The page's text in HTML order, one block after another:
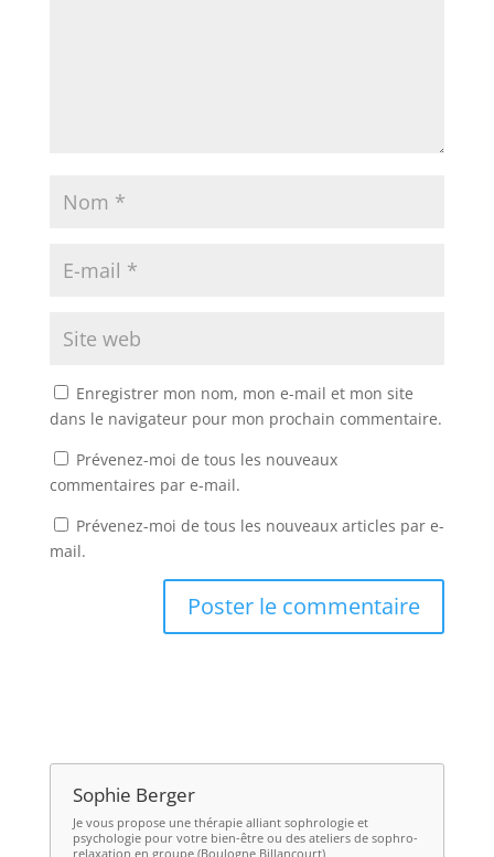
Enregistrer mon nom, mon e-mail et mon site
dans le navigateur pour mon prochain commentaire.
Prévenez-moi de tous les nouveaux
commentaires par e-mail.
Prévenez-moi de tous les nouveaux articles par e-
mail.
Sophie Berger
Je vous propose une thérapie alliant sophrologie et
psychologiepour votre bien-être ou des ateliers de sophro-
relaxation en groupe (Boulogne Billancourt)